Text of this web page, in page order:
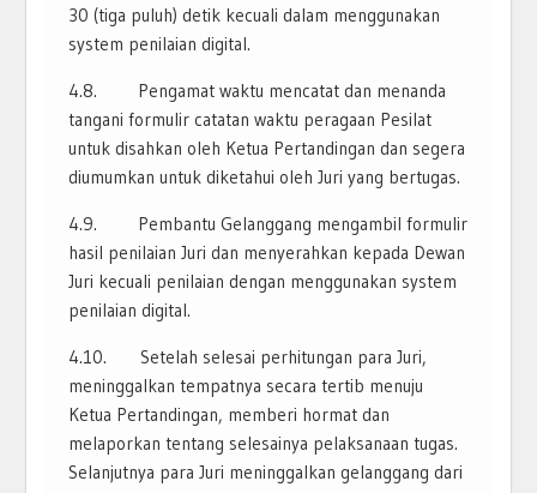
30 (tiga puluh) detik kecuali dalam menggunakan
system penilaian digital.
4.8. Pengamat waktu mencatat dan menanda
tangani formulir catatan waktu peragaan Pesilat
untuk disahkan oleh Ketua Pertandingan dan segera
diumumkan untuk diketahui oleh Juri yang bertugas.
4.9. Pembantu Gelanggang mengambil formulir
hasil penilaian Juri dan menyerahkan kepada Dewan
Juri kecuali penilaian dengan menggunakan system
penilaian digital.
4.10. Setelah selesai perhitungan para Juri,
meninggalkan tempatnya secara tertib menuju
Ketua Pertandingan, memberi hormat dan
melaporkan tentang selesainya pelaksanaan tugas.
Selanjutnya para Juri meninggalkan gelanggang dari